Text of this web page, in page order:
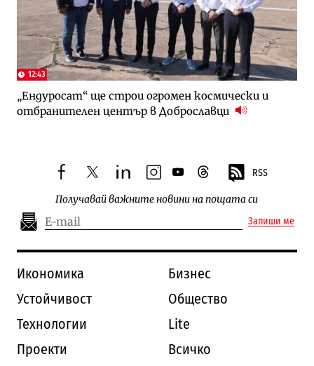
12:43
„Ендуросат“ ще строи огромен космически и
отбранителен център в Доброславци
facebooktwitterlinkedininstagram
youtubethreads RSS
Получавай важните новини на пощата си
Запиши ме
Икономика
Бизнес
Устойчивост
Общество
Технологии
Lite
Проекти
Всичко